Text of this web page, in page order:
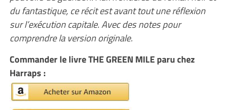
du fantastique, ce récit est avant tout une réflexion
sur l’exécution capitale. Avec des notes pour
comprendre la version originale.
Commander le livre THE GREEN MILE paru chez
Harraps :